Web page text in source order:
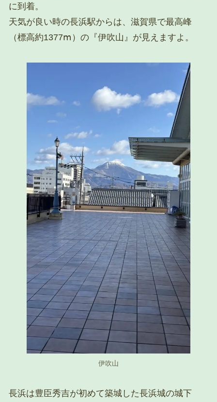
に到着。
天気が良い時の長浜駅からは、滋賀県で最高峰
（標高約1377ⅿ）の『伊吹山』が見えますよ。
伊吹山
長浜は豊臣秀吉が初めて築城した長浜城の城下